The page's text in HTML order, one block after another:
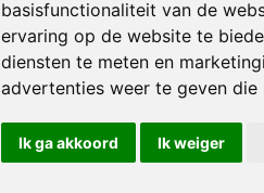
basisfunctionaliteit van de
ervaring op de website te
diensten te meten en
advertenties weer te geven
Ik ga akkoord Ik weiger
Verhuizen
Verhuizen
Verhuizen